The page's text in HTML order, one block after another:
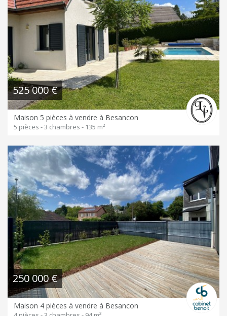
525 000 €
Maison 5 pièces à vendre à Besancon
5 pièces - 3 chambres - 135 m²
250 000 €
Maison 4 pièces à vendre à Besancon